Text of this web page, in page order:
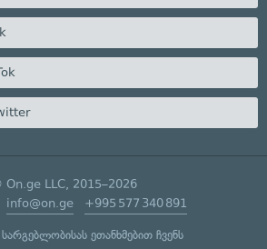
On.ge LLC, 2015–2026
info@on.ge +995 577 340 891
ეთანხმებით ჩვენს